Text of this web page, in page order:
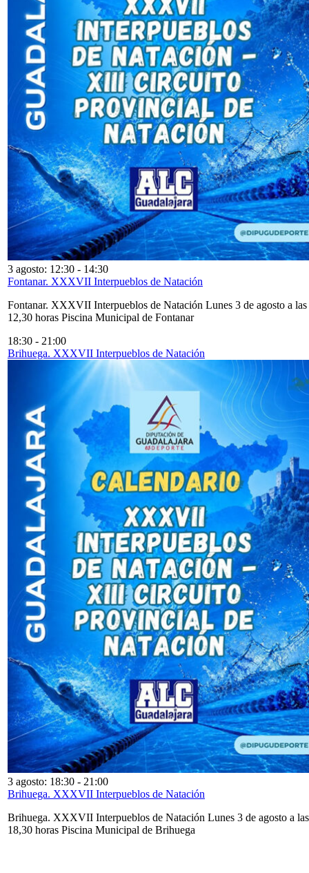
3 agosto: 12:30 - 14:30
Fontanar. XXXVII Interpueblos de Natación
Fontanar. XXXVII Interpueblos de Natación Lunes 3 de agosto a las
12,30 horas Piscina Municipal de Fontanar
18:30 - 21:00
Brihuega. XXXVII Interpueblos de Natación
3 agosto: 18:30 - 21:00
Brihuega. XXXVII Interpueblos de Natación
Brihuega. XXXVII Interpueblos de Natación Lunes 3 de agosto a las
18,30 horas Piscina Municipal de Brihuega